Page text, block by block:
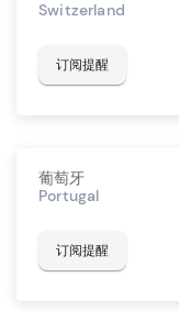
Switzerland
订阅提醒
葡萄牙
Portugal
订阅提醒